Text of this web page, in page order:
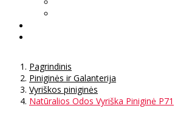
Pagrindinis
Piniginės ir Galanterija
Vyriškos piniginės
Natūralios Odos Vyriška Piniginė P71